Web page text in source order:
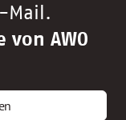
Mail.
von AWO